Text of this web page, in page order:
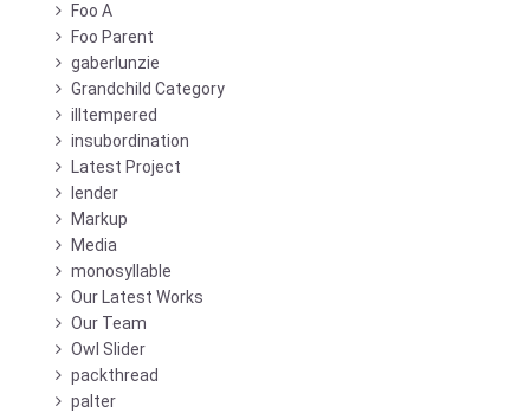
Foo A
Foo Parent
gaberlunzie
Grandchild Category
illtempered
insubordination
Latest Project
lender
Markup
Media
monosyllable
Our Latest Works
Our Team
Owl Slider
packthread
palter